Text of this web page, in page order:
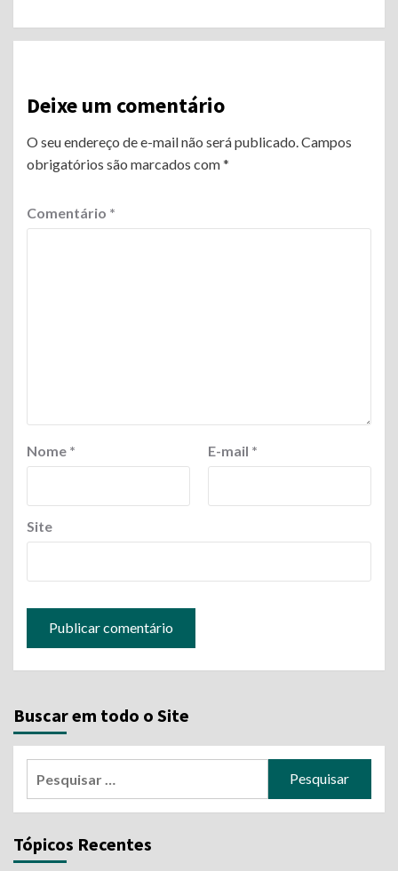
Continue
Reading
Deixe um comentário
O seu endereço de e-mail não será publicado. Campos
obrigatórios são marcados com*
Comentário *
Nome * E-mail *
Site
Buscar em todo o Site
Tópicos Recentes